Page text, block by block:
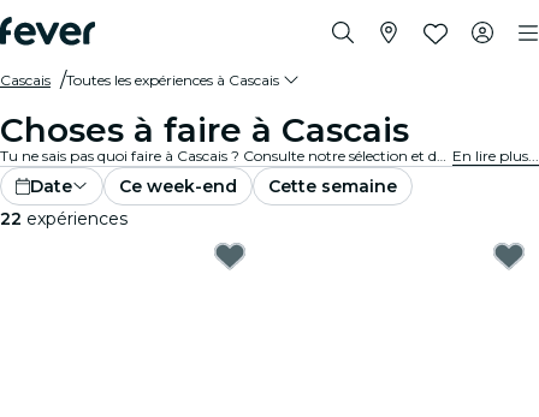
Cascais Toutes les expériences à Cascais
Choses à faire à Cascais
Tu ne sais pas quoi faire à Cascais ? Consulte notre sélection et découvre les meilleures expériences et activités actuellement disponibles dans la ville. En lire plus...
Date Ce week-end
Cette semaine
22 expériences